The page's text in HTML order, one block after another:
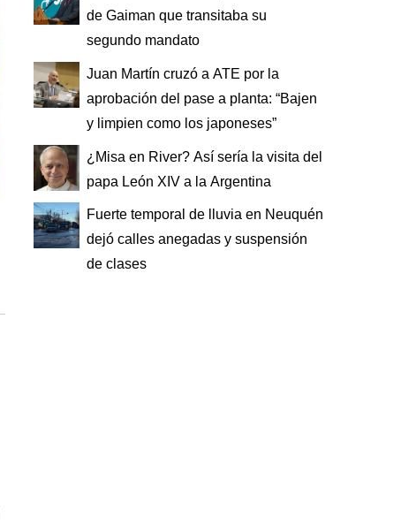
de Gaiman que transitaba su
segundo mandato
Juan Martín cruzó a ATE por la
aprobación del pase a planta: “Bajen
y limpien como los japoneses”
¿Misa en River? Así sería la visita del
papa León XIV a la Argentina
Fuerte temporal de lluvia en Neuquén
dejó calles anegadas y suspensión
de clases